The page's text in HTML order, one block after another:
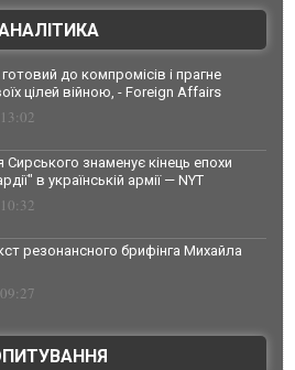
до компромісів і прагне
цілей війною, - Foreign Affairs
Сирського знаменує кінець епохи
в українській армії — NYT
резонансного брифінга Михайла